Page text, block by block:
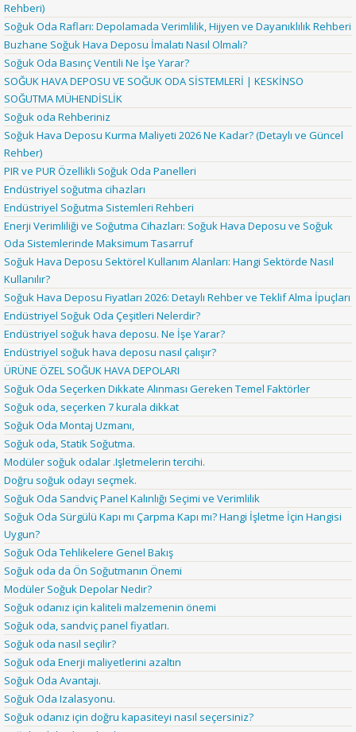
Rehberi)
Soğuk Oda Rafları: Depolamada Verimlilik, Hijyen ve Dayanıklılık Rehberi
Buzhane Soğuk Hava Deposu İmalatı Nasıl Olmalı?
Soğuk Oda Basınç Ventili Ne İşe Yarar?
SOĞUK HAVA DEPOSU VE SOĞUK ODA SİSTEMLERİ | KESKİNSO
SOĞUTMA MÜHENDİSLİK
Soğuk oda Rehberiniz
Soğuk Hava Deposu Kurma Maliyeti 2026 Ne Kadar? (Detaylı ve Güncel
Rehber)
PIR ve PUR Özellikli Soğuk Oda Panelleri
Endüstriyel soğutma cihazları
Endüstriyel Soğutma Sistemleri Rehberi
Enerji Verimliliği ve Soğutma Cihazları: Soğuk Hava Deposu ve Soğuk
Oda Sistemlerinde Maksimum Tasarruf
Soğuk Hava Deposu Sektörel Kullanım Alanları: Hangi Sektörde Nasıl
Kullanılır?
Soğuk Hava Deposu Fiyatları 2026: Detaylı Rehber ve Teklif Alma İpuçları
Endüstriyel Soğuk Oda Çeşitleri Nelerdir?
Endüstriyel soğuk hava deposu. Ne İşe Yarar?
Endüstriyel soğuk hava deposu nasıl çalışır?
ÜRÜNE ÖZEL SOĞUK HAVA DEPOLARI
Soğuk Oda Seçerken Dikkate Alınması Gereken Temel Faktörler
Soğuk oda, seçerken 7 kurala dikkat
Soğuk Oda Montaj Uzmanı,
Soğuk oda, Statik Soğutma.
Modüler soğuk odalar .Işletmelerin tercihi.
Doğru soğuk odayı seçmek.
Soğuk Oda Sandviç Panel Kalınlığı Seçimi ve Verimlilik
Soğuk Oda Sürgülü Kapı mı Çarpma Kapı mı? Hangi İşletme İçin Hangisi
Uygun?
Soğuk Oda Tehlikelere Genel Bakış
Soğuk oda da Ön Soğutmanın Önemi
Modüler Soğuk Depolar Nedir?
Soğuk odanız için kaliteli malzemenin önemi
Soğuk oda, sandviç panel fiyatları.
Soğuk oda nasıl seçilir?
Soğuk oda Enerji maliyetlerini azaltın
Soğuk Oda Avantajı.
Soğuk Oda Izalasyonu.
Soğuk odanız için doğru kapasiteyi nasıl seçersiniz?